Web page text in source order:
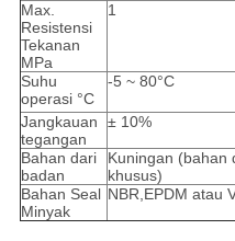
Max.
Resistensi
Tekanan
MPa
1
Suhu
operasi °C
-5 ~ 80°C
Jangkauan
tegangan
± 10%
Bahan dari
badan
Kuningan (bahan
khusus)
Bahan Seal
Minyak
NBR,EPDM atau